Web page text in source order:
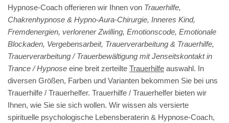
Hypnose-Coach offerieren wir Ihnen von Trauerhilfe,
Chakrenhypnose & Hypno-Aura-Chirurgie, Inneres Kind,
Fremdenergien, verlorener Zwilling, Emotionscode, Emotionale
Blockaden, Vergebensarbeit, Trauerverarbeitung & Trauerhilfe,
Trauerverarbeitung / Trauerbewältigung mit Jenseitskontakt in
Trance / Hypnose eine breit zerteilte Trauerhilfe auswahl. In
diversen Größen, Farben und Varianten bekommen Sie bei uns
Trauerhilfe / Trauerhelfer. Trauerhilfe / Trauerhelfer bieten wir
Ihnen, wie Sie sie sich wollen. Wir wissen als versierte
spirituelle psychologische Lebensberaterin & Hypnose-Coach,